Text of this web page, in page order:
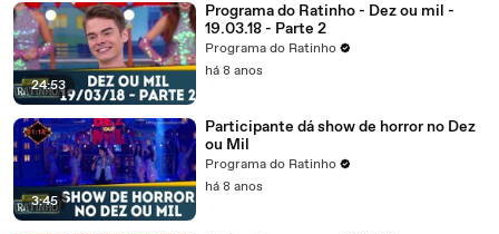
24:53
Programa do Ratinho - Dez ou mil -
19.03.18 - Parte 2
Programa do Ratinho
há 8 anos
3:45
Participante dá show de horror no Dez
ou Mil
Programa do Ratinho
há 8 anos